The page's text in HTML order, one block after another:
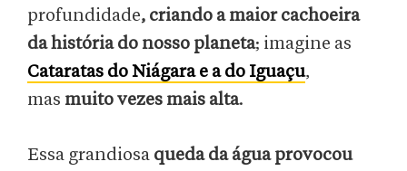
profundidade, criando a maior cachoeira
da história do nosso planeta; imagine as
Cataratas do Niágara e a do Iguaçu,
mas muito vezes mais alta.
Essa grandiosa queda da água provocou